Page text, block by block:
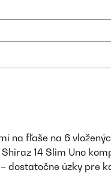
na fľaše na 6
14 Slim Uno
dostatočne úzky pre